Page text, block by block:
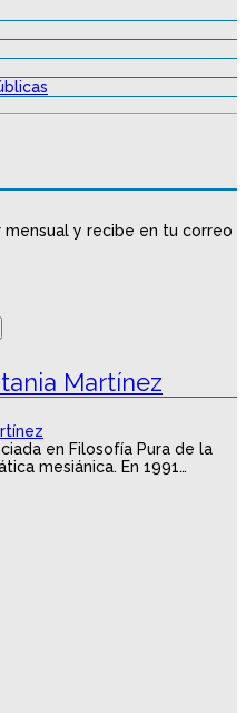
y recibe en tu correo
Martínez
en Filosofía Pura de la
mesiánica. En 1991…